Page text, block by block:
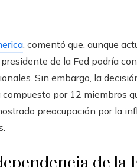
, comentó que, aunque
de la Fed podría
Sin embargo, la
por 12 miembros
preocupación por la